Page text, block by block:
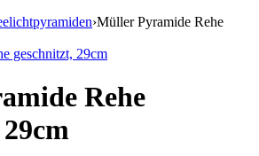
›Müller Pyramide Rehe
Rehe